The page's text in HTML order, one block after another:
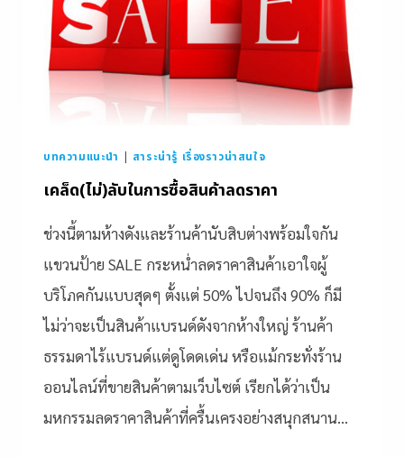
บทความแนะนำ สาระน่ารู้ เรื่องราวน่าสนใจ
เคล็ด(ไม่)ลับในการซื้อสินค้าลดราคา
ช่วงนี้ตามห้างดังและร้านค้านับสิบต่างพร้อมใจกัน
แขวนป้าย SALE กระหน่ำลดราคาสินค้าเอาใจผู้
บริโภคกันแบบสุดๆ ตั้งแต่ 50% ไปจนถึง 90% ก็มี
ไม่ว่าจะเป็นสินค้าแบรนด์ดังจากห้างใหญ่ ร้านค้า
ธรรมดาไร้แบรนด์แต่ดูโดดเด่น หรือแม้กระทั่งร้าน
ออนไลน์ที่ขายสินค้าตามเว็บไซต์ เรียกได้ว่าเป็น
มหกรรมลดราคาสินค้าที่ครื้นเครงอย่างสนุกสนาน…